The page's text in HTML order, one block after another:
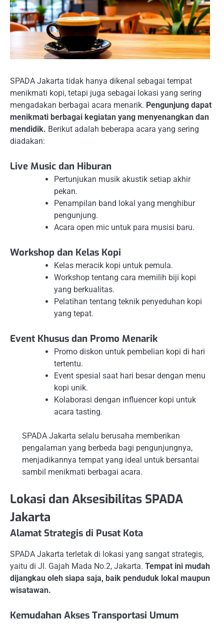
SPADA Jakarta tidak hanya dikenal sebagai tempat
menikmati kopi, tetapi juga sebagai lokasi yang sering
mengadakan berbagai acara menarik. Pengunjung dapat
menikmati berbagai kegiatan yang menyenangkan dan
mendidik. Berikut adalah beberapa acara yang sering
diadakan:
Live Music dan Hiburan
Pertunjukan musik akustik setiap akhir
pekan.
Penampilan band lokal yang menghibur
pengunjung.
Acara open mic untuk para musisi baru.
Workshop dan Kelas Kopi
Kelas meracik kopi untuk pemula.
Workshop tentang cara memilih biji kopi
yang berkualitas.
Pelatihan tentang teknik penyeduhan kopi
yang tepat.
Event Khusus dan Promo Menarik
Promo diskon untuk pembelian kopi di hari
tertentu.
Event spesial saat hari besar dengan menu
kopi unik.
Kolaborasi dengan influencer kopi untuk
acara tasting.
SPADA Jakarta selalu berusaha memberikan
pengalaman yang berbeda bagi pengunjungnya,
menjadikannya tempat yang ideal untuk bersantai
sambil menikmati berbagai acara.
Lokasi dan Aksesibilitas SPADA
Jakarta
Alamat Strategis di Pusat Kota
SPADA Jakarta terletak di lokasi yang sangat strategis,
yaitu di Jl. Gajah Mada No.2, Jakarta. Tempat ini mudah
dijangkau oleh siapa saja, baik penduduk lokal maupun
wisatawan.
Kemudahan Akses Transportasi Umum